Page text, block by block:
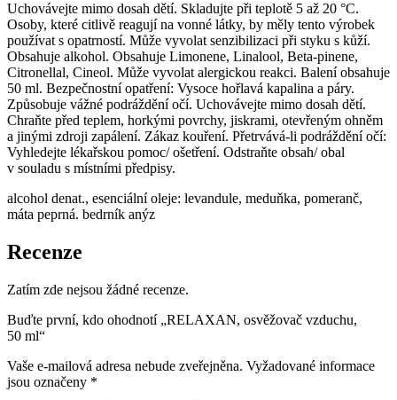
Uchovávejte mimo dosah dětí. Skladujte při teplotě 5 až 20 °C.
Osoby, které citlivě reagují na vonné látky, by měly tento výrobek
používat s opatrností. Může vyvolat senzibilizaci při styku s kůží.
Obsahuje alkohol. Obsahuje Limonene, Linalool, Beta-pinene,
Citronellal, Cineol. Může vyvolat alergickou reakci. Balení obsahuje
50 ml. Bezpečnostní opatření: Vysoce hořlavá kapalina a páry.
Způsobuje vážné podráždění očí. Uchovávejte mimo dosah dětí.
Chraňte před teplem, horkými povrchy, jiskrami, otevřeným ohněm
a jinými zdroji zapálení. Zákaz kouření. Přetrvává-li podráždění očí:
Vyhledejte lékařskou pomoc/ ošetření. Odstraňte obsah/ obal
v souladu s místními předpisy.
alcohol denat., esenciální oleje: levandule, meduňka, pomeranč,
máta peprná. bedrník anýz
Recenze
Zatím zde nejsou žádné recenze.
Buďte první, kdo ohodnotí „RELAXAN, osvěžovač vzduchu,
50 ml“
Vaše e-mailová adresa nebude zveřejněna. Vyžadované informace
jsou označeny *